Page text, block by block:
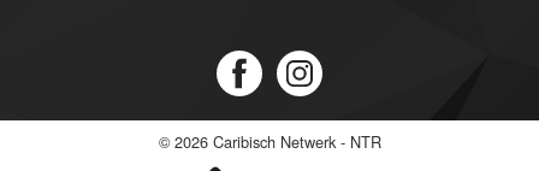
© 2026 Caribisch Netwerk - NTR